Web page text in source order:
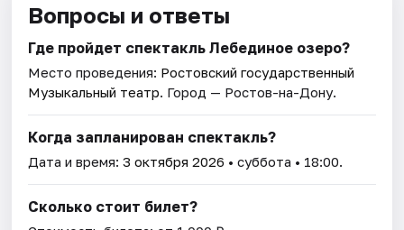
Вопросы и ответы
Где пройдет спектакль Лебединое озеро?
Место проведения: Ростовский государственный
Музыкальный театр. Город — Ростов-на-Дону.
Когда запланирован спектакль?
Дата и время:3 октября 2026 • суббота • 18:00.
Сколько стоит билет?